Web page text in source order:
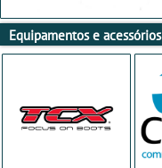
Equipamentos e acessórios